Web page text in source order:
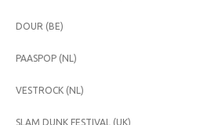
DOUR (BE)
PAASPOP (NL)
VESTROCK (NL)
SLAM DUNK FESTIVAL (UK)